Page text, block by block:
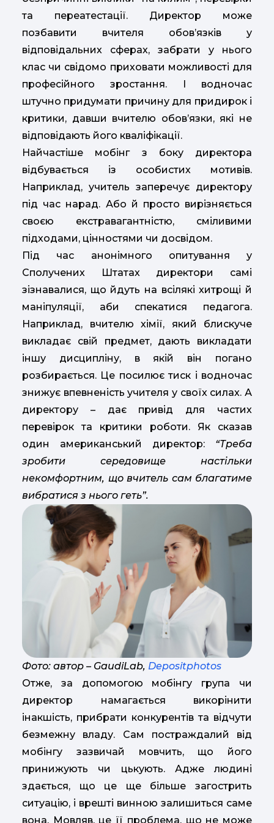
та переатестації. Директор може
позбавити вчителя обов’язків у
відповідальних сферах, забрати у нього
клас чи свідомо приховати можливості для
професійного зростання. І водночас
штучно придумати причину для придирок і
критики, давши вчителю обов’язки, які не
відповідають його кваліфікації.
Найчастіше мобінг з боку директора
відбувається із особистих мотивів.
Наприклад, учитель заперечує директору
під час нарад. Або й просто вирізняється
своєю екстравагантністю, сміливими
підходами, цінностями чи досвідом.
Під час анонімного опитування у
Сполучених Штатах директори самі
зізнавалися, що йдуть на всілякі хитрощі й
маніпуляції, аби спекатися педагога.
Наприклад, вчителю хімії, який блискуче
викладає свій предмет, дають викладати
іншу дисципліну, в якій він погано
розбирається. Це посилює тиск і водночас
знижує впевненість учителя у своїх силах. А
директору – дає привід для частих
перевірок та критики роботи. Як сказав
один американський директор: “Треба
зробити середовище настільки
некомфортним, що вчитель сам благатиме
вибратися з нього геть”.
Фото: автор – GaudiLab, Depositphotos
Отже, за допомогою мобінгу група чи
директор намагається викорінити
інакшість, прибрати конкурентів та відчути
безмежну владу. Сам постраждалий від
мобінгу зазвичай мовчить, що його
принижують чи цькують. Адже людині
здається, що це ще більше загострить
ситуацію, і врешті винною залишиться саме
вона. Мовляв, це її проблема, що не може